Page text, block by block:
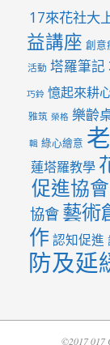
17來花社大
益講座 創意
活動 塔羅筆記
巧鈴 憶起來耕
雅筑 榮格 樂齡
輯 綠心繪意
蓮塔羅教學
促進協會
協會 藝術
作 認知促進
防及延
©2017 017